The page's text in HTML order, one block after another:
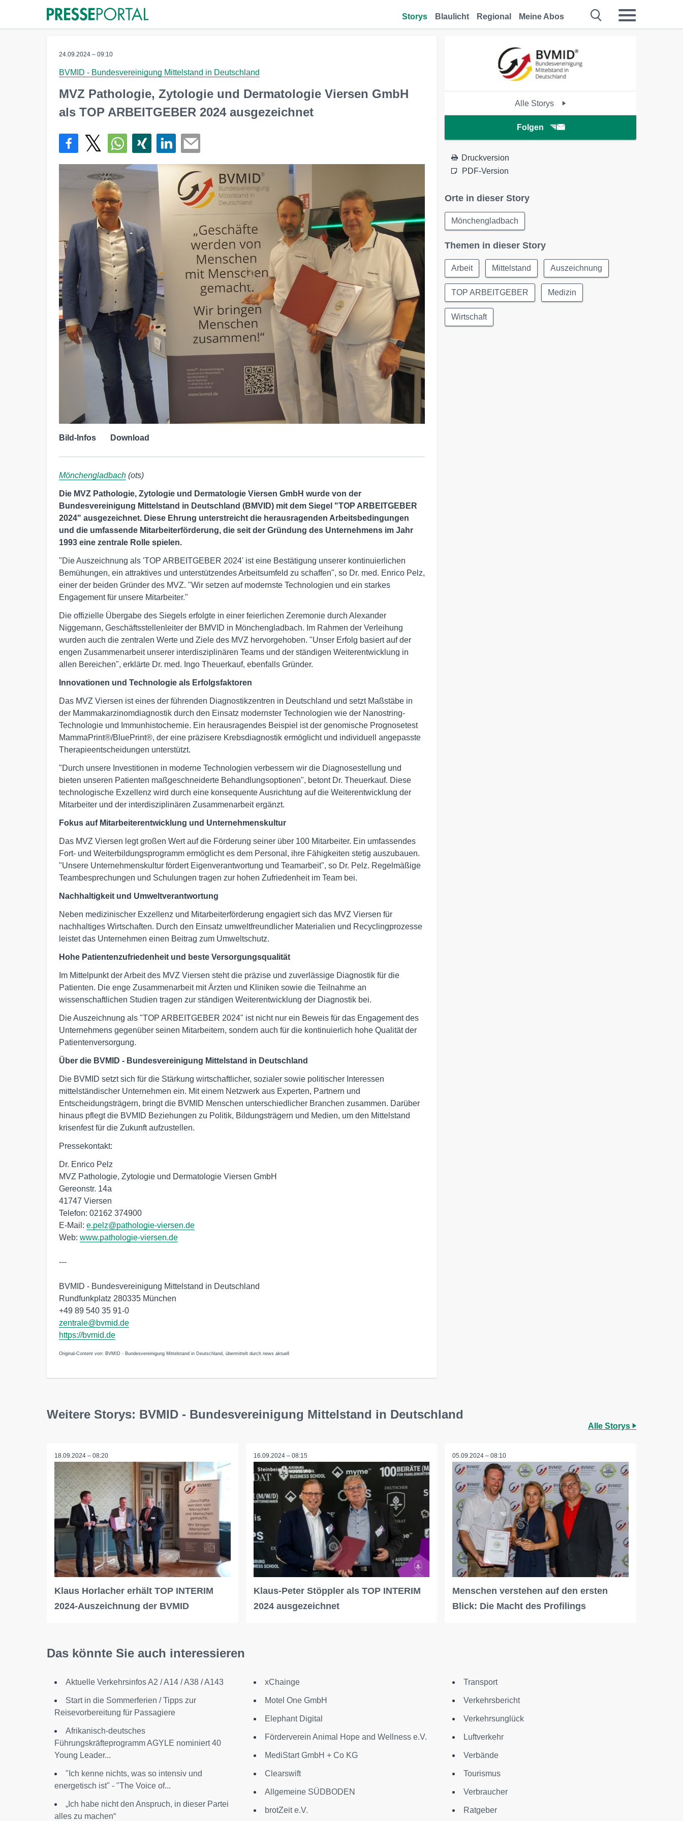
Storys Blaulicht Regional Meine Abos
24.09.2024 – 09:10
BVMID - Bundesvereinigung Mittelstand in Deutschland
MVZ Pathologie, Zytologie und Dermatologie Viersen GmbH
als TOP ARBEITGEBER 2024 ausgezeichnet
Bild-Infos Download
Mönchengladbach (ots)
Die MVZ Pathologie, Zytologie und Dermatologie Viersen GmbH wurde von der
Bundesvereinigung Mittelstand in Deutschland (BMVID) mit dem Siegel "TOP ARBEITGEBER
2024" ausgezeichnet. Diese Ehrung unterstreicht die herausragenden Arbeitsbedingungen
und die umfassende Mitarbeiterförderung, die seit der Gründung des Unternehmens im Jahr
1993 eine zentrale Rolle spielen.
"Die Auszeichnung als 'TOP ARBEITGEBER 2024' ist eine Bestätigung unserer kontinuierlichen
Bemühungen, ein attraktives und unterstützendes Arbeitsumfeld zu schaffen", so Dr. med. Enrico Pelz,
einer der beiden Gründer des MVZ. "Wir setzen auf modernste Technologien und ein starkes
Engagement für unsere Mitarbeiter."
Die offizielle Übergabe des Siegels erfolgte in einer feierlichen Zeremonie durch Alexander
Niggemann, Geschäftsstellenleiter der BMVID in Mönchengladbach. Im Rahmen der Verleihung
wurden auch die zentralen Werte und Ziele des MVZ hervorgehoben. "Unser Erfolg basiert auf der
engen Zusammenarbeit unserer interdisziplinären Teams und der ständigen Weiterentwicklung in
allen Bereichen", erklärte Dr. med. Ingo Theuerkauf, ebenfalls Gründer.
Innovationen und Technologie als Erfolgsfaktoren
Das MVZ Viersen ist eines der führenden Diagnostikzentren in Deutschland und setzt Maßstäbe in
der Mammakarzinomdiagnostik durch den Einsatz modernster Technologien wie der Nanostring-
Technologie und Immunhistochemie. Ein herausragendes Beispiel ist der genomische Prognosetest
MammaPrint®/BluePrint®, der eine präzisere Krebsdiagnostik ermöglicht und individuell angepasste
Therapieentscheidungen unterstützt.
"Durch unsere Investitionen in moderne Technologien verbessern wir die Diagnosestellung und
bieten unseren Patienten maßgeschneiderte Behandlungsoptionen", betont Dr. Theuerkauf. Diese
technologische Exzellenz wird durch eine konsequente Ausrichtung auf die Weiterentwicklung der
Mitarbeiter und der interdisziplinären Zusammenarbeit ergänzt.
Fokus auf Mitarbeiterentwicklung und Unternehmenskultur
Das MVZ Viersen legt großen Wert auf die Förderung seiner über 100 Mitarbeiter. Ein umfassendes
Fort- und Weiterbildungsprogramm ermöglicht es dem Personal, ihre Fähigkeiten stetig auszubauen.
"Unsere Unternehmenskultur fördert Eigenverantwortung und Teamarbeit", so Dr. Pelz. Regelmäßige
Teambesprechungen und Schulungen tragen zur hohen Zufriedenheit im Team bei.
Nachhaltigkeit und Umweltverantwortung
Neben medizinischer Exzellenz und Mitarbeiterförderung engagiert sich das MVZ Viersen für
nachhaltiges Wirtschaften. Durch den Einsatz umweltfreundlicher Materialien und Recyclingprozesse
leistet das Unternehmen einen Beitrag zum Umweltschutz.
Hohe Patientenzufriedenheit und beste Versorgungsqualität
Im Mittelpunkt der Arbeit des MVZ Viersen steht die präzise und zuverlässige Diagnostik für die
Patienten. Die enge Zusammenarbeit mit Ärzten und Kliniken sowie die Teilnahme an
wissenschaftlichen Studien tragen zur ständigen Weiterentwicklung der Diagnostik bei.
Die Auszeichnung als "TOP ARBEITGEBER 2024" ist nicht nur ein Beweis für das Engagement des
Unternehmens gegenüber seinen Mitarbeitern, sondern auch für die kontinuierlich hohe Qualität der
Patientenversorgung.
Über die BVMID - Bundesvereinigung Mittelstand in Deutschland
Die BVMID setzt sich für die Stärkung wirtschaftlicher, sozialer sowie politischer Interessen
mittelständischer Unternehmen ein. Mit einem Netzwerk aus Experten, Partnern und
Entscheidungsträgern, bringt die BVMID Menschen unterschiedlicher Branchen zusammen. Darüber
hinaus pflegt die BVMID Beziehungen zu Politik, Bildungsträgern und Medien, um den Mittelstand
krisenfest für die Zukunft aufzustellen.
Pressekontakt:
Dr. Enrico Pelz
MVZ Pathologie, Zytologie und Dermatologie Viersen GmbH
Gereonstr. 14a
41747 Viersen
Telefon: 02162 374900
E-Mail: e.pelz@pathologie-viersen.de
Web: www.pathologie-viersen.de
---
BVMID - Bundesvereinigung Mittelstand in Deutschland
Rundfunkplatz 280335 München
+49 89 540 35 91-0
zentrale@bvmid.de
https://bvmid.de
Original-Content von: BVMID - Bundesvereinigung Mittelstand in Deutschland, übermittelt durch news aktuell
Alle Storys
Folgen
Druckversion
PDF-Version
Orte in dieser Story
Mönchengladbach
Themen in dieser Story
Arbeit Mittelstand Auszeichnung
TOP ARBEITGEBER Medizin
Wirtschaft
Weitere Storys: BVMID - Bundesvereinigung Mittelstand in Deutschland
Alle Storys
18.09.2024 – 08:20
Klaus Horlacher erhält TOP INTERIM
2024-Auszeichnung der BVMID
16.09.2024 – 08:15
Klaus-Peter Stöppler als TOP INTERIM
2024 ausgezeichnet
05.09.2024 – 08:10
Menschen verstehen auf den ersten
Blick: Die Macht des Profilings
Das könnte Sie auch interessieren
Aktuelle Verkehrsinfos A2 / A14 / A38 / A143
Start in die Sommerferien / Tipps zur
Reisevorbereitung für Passagiere
Afrikanisch-deutsches
Führungskräfteprogramm AGYLE nominiert 40
Young Leader...
"Ich kenne nichts, was so intensiv und
energetisch ist" - "The Voice of...
„Ich habe nicht den Anspruch, in dieser Partei
alles zu machen“
xChainge
Motel One GmbH
Elephant Digital
Förderverein Animal Hope and Wellness e.V.
MediStart GmbH + Co KG
Clearswift
Allgemeine SÜDBODEN
brotZeit e.V.
Transport
Verkehrsbericht
Verkehrsunglück
Luftverkehr
Verbände
Tourismus
Verbraucher
Ratgeber